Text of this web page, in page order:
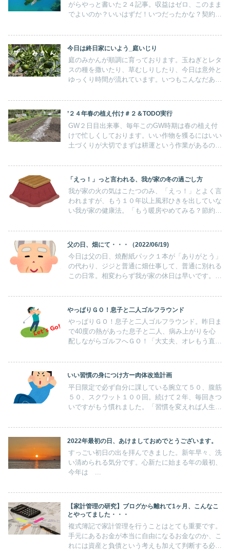
がらやっと書いた２４記事。収益はゼロ、このまま
でよいのか？いいはずだ！いつだったかな？契約履
ー契約をしたわたし。かれこれ１年になるんだな
あ・・・。本当にのろまな亀だ、１年でたったの２
４記事。
今日は終日家にいよう_庭いじり
庭のみかんが順調に育っております。玉ねぎとレタ
スの種を撒いたり、草むしりしたり、今日は意外と
ゆっくり時間が流れています。いつもこんなだあっ
’２４年春の植え付け＃２＆TODO実行
GW２日目出来事、毎年このGW時期は春の植え付
けで忙しくしております。いい作物を獲るにはいい
土づくりが大切でまずは耕運という作業があるので
ませフカフカの状態にしてやることが一般的なポイ
ントです。
「えっ！」っと言われる、我が家の冬の過ごし方
我が家の火の気はこたつのみ、「えっ！」とよく言
われますが、もう１０年以上風邪ひきを出していな
い我が家の健康法。「もう暖房やめてみる？節約に
っと、ワイフ。よし、暖房やーめた、みんなこたつ
に全員集合！
父の日、畑にて・・・（2022/06/19)
今日は父の日、焼酎紙パック１本が「ありがとう」
の代わり、ジジと普通に畑仕事して、普通に別れる
この日常。相変わらず我が家の休日は早いです。オ
イフも５時ぐらいに起きてきて、朝食前に畑に行く
のがここ２，３週続いています。
やっぱりＧＯ！息子と二人ゴルフラウンド
やっぱりＧＯ！息子と二人ゴルフラウンド。昨日ま
で40度の熱があった息子と二人、病み上がりを心
配しながらゴルフへＧＯ！「大丈夫、オレもう直っ
な・・・
いい習慣の身につけ方ー肉体改造計画
平日限定で必ず自分に課している腕立て５０、腹筋
５０、スクワット１００回。続けて２年、毎回きつ
いですがもう慣れました。「習慣を変えれば人生が
が後ろめたいこと、「やめられない、晩酌」 の
2022年最初の日、あけましておめでとうございます。
すっごい初日の出を拝んできました。新年早々、洗
い清められる気分です。心新たに始まる年の最初、
今年は ...
【家計管理の研究】ブログから離れて1ヶ月、こんなこ
とやってました・・・
複式簿記で家計管理を行うことはとても重要です。
手元にあるお金が本当に自由になるお金なのか、こ
れには資産と負債という考えも加えて判断する必要